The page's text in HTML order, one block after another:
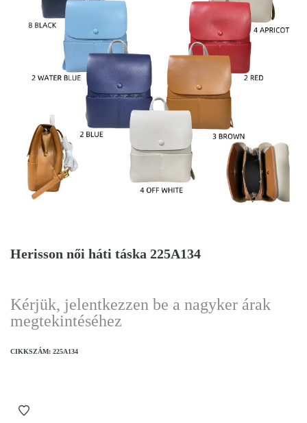
Herisson női háti táska 225A134
Kérjük, jelentkezzen be a nagyker árak
megtekintéséhez
CIKKSZÁM: 225A134